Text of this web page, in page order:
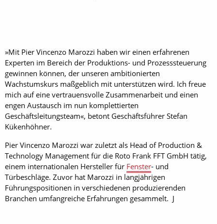
»Mit Pier Vincenzo Marozzi haben wir einen erfahrenen
Experten im Bereich der Produktions- und Prozesssteuerung
gewinnen können, der unseren ambitionierten
Wachstumskurs maßgeblich mit unterstützen wird. Ich freue
mich auf eine vertrauensvolle Zusammenarbeit und einen
engen Austausch im nun komplettierten
Geschäftsleitungsteam«, betont Geschäftsführer Stefan
Kükenhöhner.
Pier Vincenzo Marozzi war zuletzt als Head of Production &
Technology Management für die Roto Frank FFT GmbH tätig,
einem internationalen Hersteller für Fenster- und
Türbeschläge. Zuvor hat Marozzi in langjährigen
Führungspositionen in verschiedenen produzierenden
Branchen umfangreiche Erfahrungen gesammelt. J